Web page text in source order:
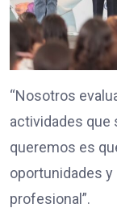
“Nosotros
actividades que
queremos es
oportunidades
profesional”.